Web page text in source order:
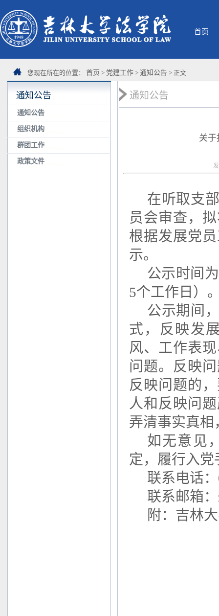
首页
您现在所在的位置： 首页 > 党建工作 > 通知公告 > 正文
通知公告
通知公告
组织机构
群团工作
政策文件
通知公告
关于
在听取支
员会审查，
根据发展党
示。
公示时间为
5个工作日）
公示期间
式，反映发
风、工作表
问题。反映
反映问题的
人和反映问
弄清事实真
如无意见
定，履行入党
联系电话：
联系邮箱：
附：吉林